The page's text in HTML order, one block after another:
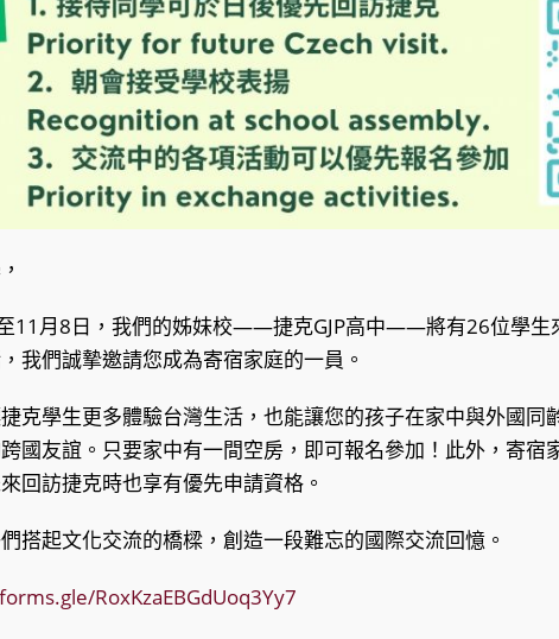
11月8日，我們的姊妹校——捷克GJP高中——將有26位學生
我們誠摯邀請您成為寄宿家庭的一員。
克學生更多體驗台灣生活，也能讓您的孩子在家中與外國同
國友誼。只要家中有一間空房，即可報名參加！此外，寄宿
回訪捷克時也享有優先申請資格。
搭起文化交流的橋樑，創造一段難忘的國際交流回憶。
RoxKzaEBGdUoq3Yy7